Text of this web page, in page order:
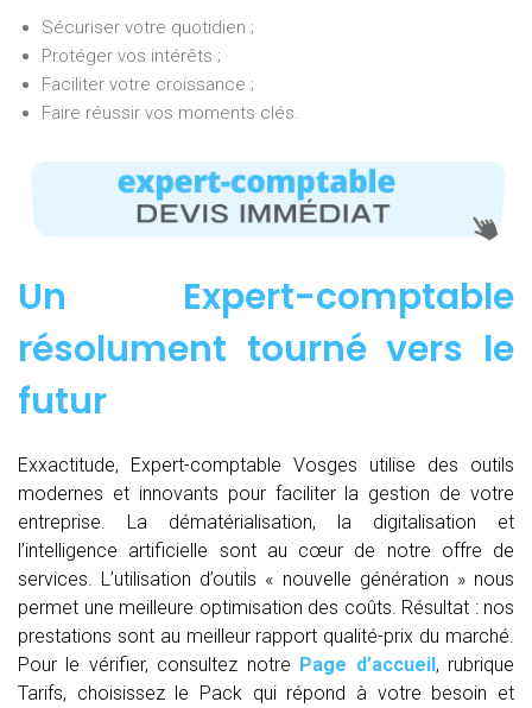
Sécuriser votre quotidien ;
Protéger vos intérêts ;
Faciliter votre croissance ;
Faire réussir vos moments clés.
Un Expert-comptable
résolument tourné vers le
futur
Exxactitude, Expert-comptable Vosges utilise des outils
modernes et innovants pour faciliter la gestion de votre
entreprise. La dématérialisation, la digitalisation et
l’intelligence artificielle sont au cœur de notre offre de
services. L’utilisation d’outils « nouvelle génération » nous
permet une meilleure optimisation des coûts. Résultat : nos
prestations sont au meilleur rapport qualité-prix du marché.
Pour le vérifier, consultez notre Page d’accueil, rubrique
Tarifs, choisissez le Pack qui répond à votre besoin et